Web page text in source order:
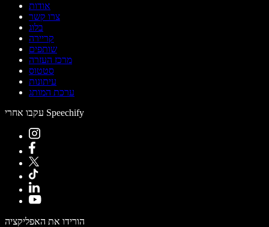
אודות
צרו קשר
בלוג
קריירה
שותפים
מרכז העזרה
סטטוס
עיתונות
ערכת המותג
עקבו אחרי Speechify
הורידו את האפליקציה